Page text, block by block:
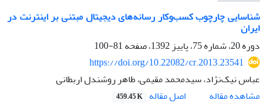
شناسایی چارچوب کسب‌وکار رسانه‌های دیجیتال مبتنی بر اینترنت در
ایران
دوره 20، شماره 75، پاییز 1392، صفحه
81-100
https://doi.org/10.22082/cr.2013.23541
عباس نیک‌نژاد، سیدمحمد مقیمی، طاهر روشندل اربطانی
مشاهده مقاله
اصل مقاله 459.45 K